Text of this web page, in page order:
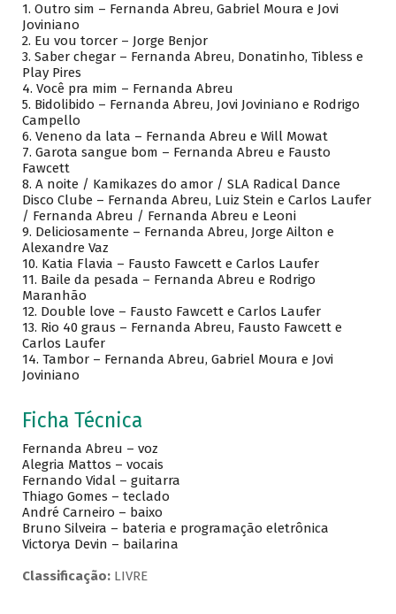
1. Outro sim – Fernanda Abreu, Gabriel Moura e Jovi
Joviniano
2. Eu vou torcer – Jorge Benjor
3. Saber chegar – Fernanda Abreu, Donatinho, Tibless e
Play Pires
4. Você pra mim – Fernanda Abreu
5. Bidolibido – Fernanda Abreu, Jovi Joviniano e Rodrigo
Campello
6. Veneno da lata – Fernanda Abreu e Will Mowat
7. Garota sangue bom – Fernanda Abreu e Fausto
Fawcett
8. A noite / Kamikazes do amor / SLA Radical Dance
Disco Clube – Fernanda Abreu, Luiz Stein e Carlos Laufer
/ Fernanda Abreu / Fernanda Abreu e Leoni
9. Deliciosamente – Fernanda Abreu, Jorge Ailton e
Alexandre Vaz
10. Katia Flavia – Fausto Fawcett e Carlos Laufer
11. Baile da pesada – Fernanda Abreu e Rodrigo
Maranhão
12. Double love – Fausto Fawcett e Carlos Laufer
13. Rio 40 graus – Fernanda Abreu, Fausto Fawcett e
Carlos Laufer
14. Tambor – Fernanda Abreu, Gabriel Moura e Jovi
Joviniano
Ficha Técnica
Fernanda Abreu – voz
Alegria Mattos – vocais
Fernando Vidal – guitarra
Thiago Gomes – teclado
André Carneiro – baixo
Bruno Silveira – bateria e programação eletrônica
Victorya Devin – bailarina
Classificação: LIVRE